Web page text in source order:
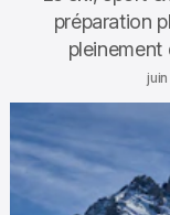
préparation
pleinement